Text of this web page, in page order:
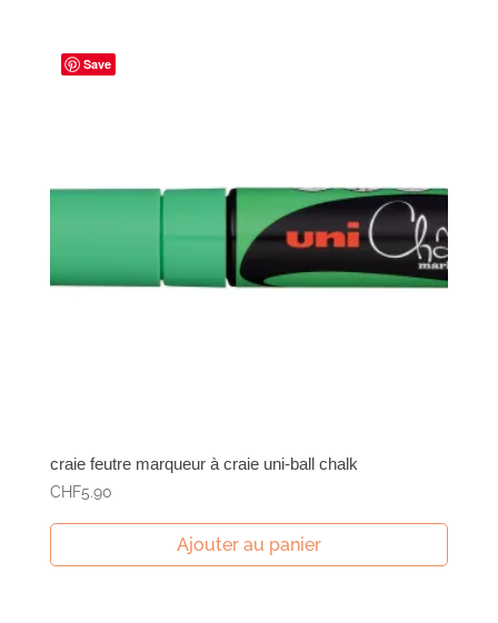
Save
craie feutre marqueur à craie uni-ball chalk
CHF5.90
Ajouter au panier